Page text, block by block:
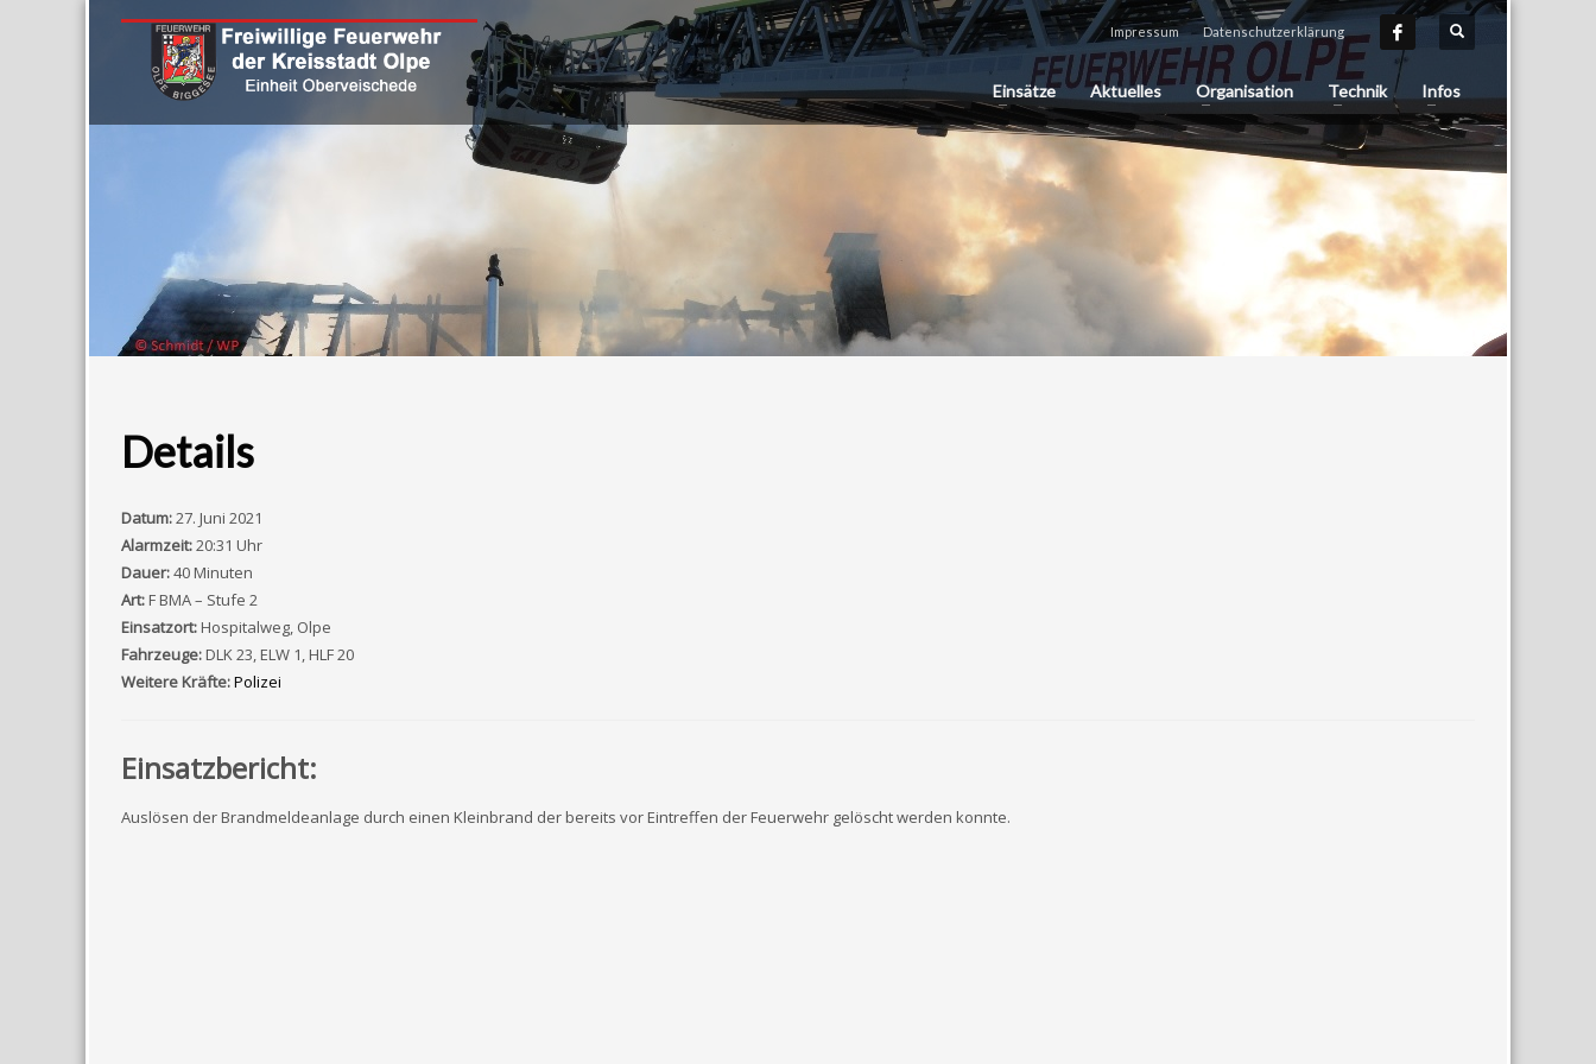
Impressum Datenschutzerklärung
Einsätze Aktuelles Organisation Technik Infos
Details
Datum:27. Juni 2021
Alarmzeit:20:31 Uhr
Dauer:40 Minuten
Art:F BMA – Stufe 2
Einsatzort:Hospitalweg, Olpe
Fahrzeuge:DLK 23, ELW 1, HLF 20
Weitere Kräfte:Polizei
Einsatzbericht:
Auslösen der Brandmeldeanlage durch einen Kleinbrand der bereits vor Eintreffen der Feuerwehr gelöscht werden konnte.